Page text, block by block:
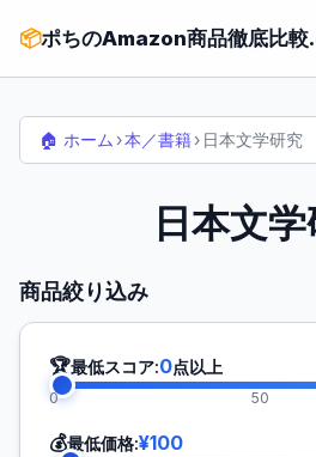
📦ポちのAmazon商品徹底比較
🏠 ホーム ›本／書籍› 日本文学研究
日本文
商品絞り込み
🏆最低スコア:0点以上
0 50
💰最低価格:¥100